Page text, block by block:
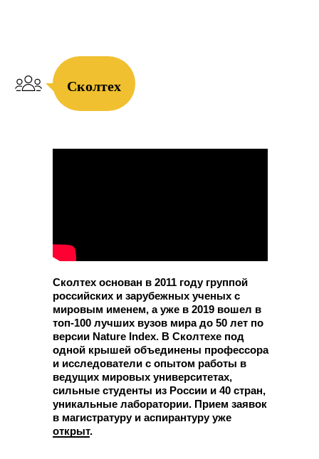
Сколтех
Сколтех основан в 2011 году группой
российских и зарубежных ученых с
мировым именем, а уже в 2019 вошел в
топ-100 лучших вузов мира до 50 лет по
версии Nature Index. В Сколтехе под
одной крышей объединены профессора
и исследователи с опытом работы в
ведущих мировых университетах,
сильные студенты из России и 40 стран,
уникальные лаборатории. Прием заявок
в магистратуру и аспирантуру уже
открыт.